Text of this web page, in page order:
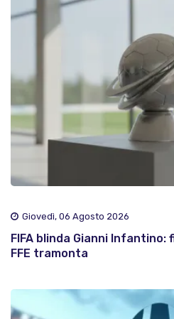
Giovedì, 06 Agosto 2026
FIFA blinda Gianni
FFE tramonta